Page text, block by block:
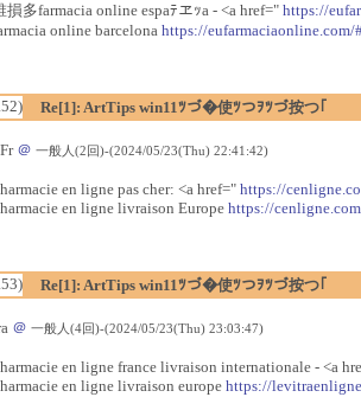
損多farmacia online espaﾃヱｯa - <a href=" https://
online barcelona https://eufarmaciaonline.com/
Re[1]: ArtTips win11ﾂづ�使ﾂつｦﾂづ按つ｢
＠ 一般人(2回)-(2024/05/23(Thu) 22:41:42)
en ligne pas cher: <a href=" https://
en ligne livraison Europe https://
Re[1]: ArtTips win11ﾂづ�使ﾂつｦﾂづ按つ｢
＠ 一般人(4回)-(2024/05/23(Thu) 23:03:47)
en ligne france livraison internationale - <a
en ligne livraison europe https://